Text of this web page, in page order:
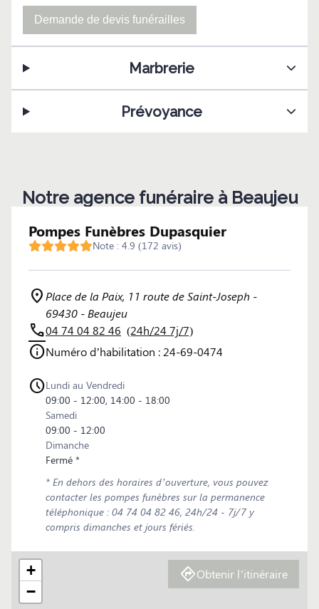
Demande de devis funérailles
Marbrerie
Prévoyance
Notre agence funéraire à Beaujeu
Pompes Funèbres Dupasquier
Note : 4.9 (172 avis)
Place de la Paix, 11 route de Saint-Joseph -
69430 - Beaujeu
04 74 04 82 46 (24h/24 7j/7)
Numéro d’habilitation : 24-69-0474
Lundi au Vendredi
09:00 - 12:00, 14:00 - 18:00
Samedi
09:00 - 12:00
Dimanche
Fermé *
* En dehors des horaires d’ouverture, vous pouvez
contacter les pompes funèbres sur la permanence
téléphonique : 04 74 04 82 46, 24h/24 - 7j/7 y
compris dimanches et jours fériés.
+
−
Obtenir l’itinéraire